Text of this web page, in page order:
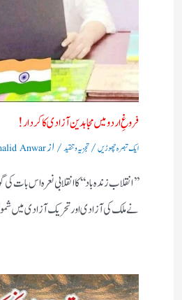
فروغِ اردو میں مجاہدین آزادی کا کردار!
ایک تبصرہ چھوڑیں/تجزیہ و تنقید/ ازAnwar
’’انقلاب زندہ باد‘‘کا انقلابی نعرہ اس بات
نے ملک کی آزادی اور تحریک آزادی میں